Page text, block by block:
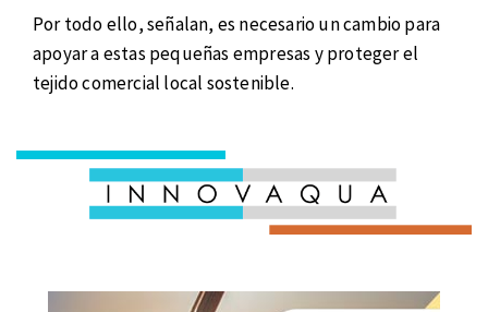
Por todo ello, señalan, es necesario un cambio para
apoyar a estas pequeñas empresas y proteger el
tejido comercial local sostenible.